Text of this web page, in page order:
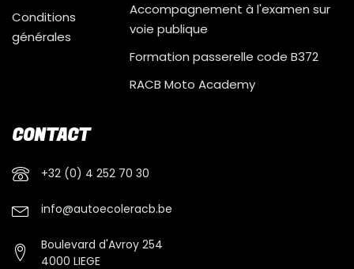
Conditions
générales
Accompagnement à l'examen sur
voie publique
Formation passerelle code B372
RACB Moto Academy
CONTACT
+32 (0) 4 252 70 30
info@autoecoleracb.be
Boulevard d'Avroy 254
4000 LIEGE